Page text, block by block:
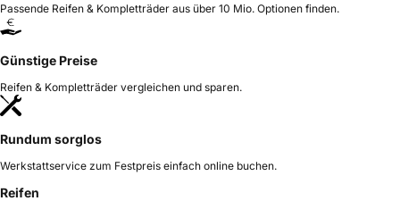
Passende Reifen & Kompletträder aus über 10 Mio. Optionen finden.
Günstige Preise
Reifen & Kompletträder vergleichen und sparen.
Rundum sorglos
Werkstattservice zum Festpreis einfach online buchen.
Reifen